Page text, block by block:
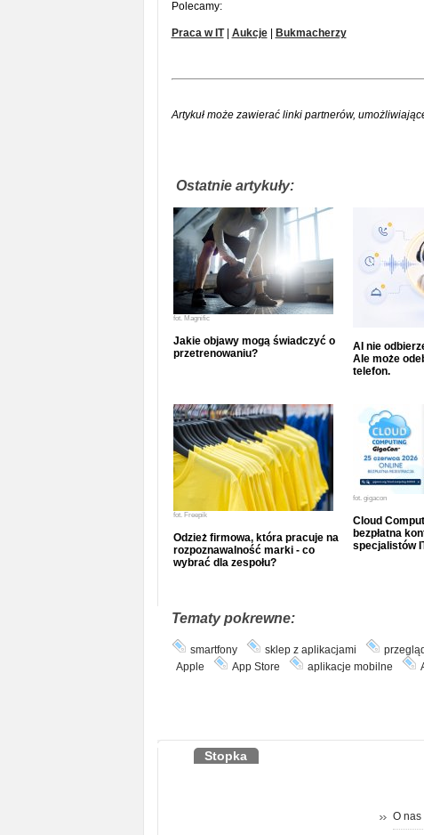
Polecamy:
Praca w IT| Aukcje| Bukmacherzy
Artykuł może zawierać linki partnerów,
Ostatnie artykuły:
fot. Magnific
Jakie objawy mogą świadczyć o
przetrenowaniu?
AI nie
Ale może
telefon.
fot. Freepik
Odzież firmowa, która pracuje na
rozpoznawalność marki - co
wybrać dla zespołu?
fot. gigacon
Cloud
bezpłatna
specjalistów
Tematy pokrewne:
smartfony sklep z aplikacjami
Apple
App Store aplikacje mobilne
Stopka
O nas|